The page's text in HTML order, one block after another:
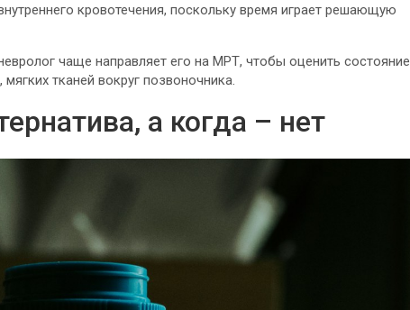
кровотечения, поскольку время играет решающую
чаще направляет его на МРТ, чтобы оценить состояние
тканей вокруг позвоночника.
а когда – нет